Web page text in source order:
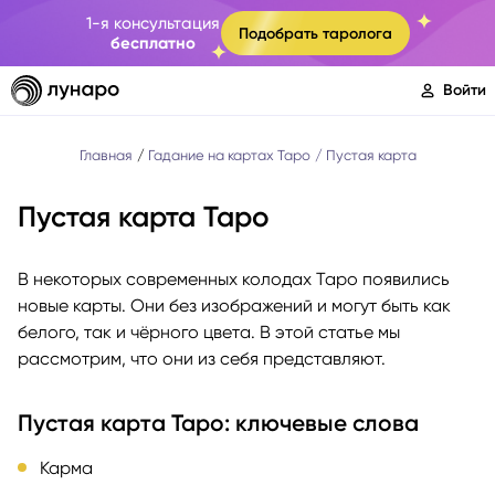
1-я консультация
бесплатно
Подобрать таролога
Войти
Главная Гадание на картах Таро Пустая карта
Пустая карта Таро
В некоторых современных колодах Таро появились
новые карты. Они без изображений и могут быть как
белого, так и чёрного цвета. В этой статье мы
рассмотрим, что они из себя представляют.
Пустая карта Таро: ключевые слова
Карма